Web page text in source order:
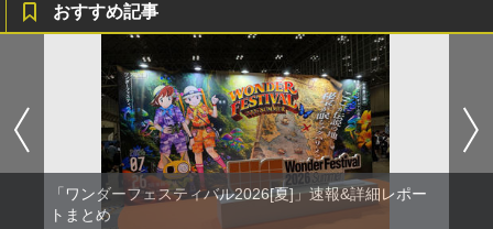
おすすめ記事
「ワンダーフェスティバル2026[夏]」速報&詳細レポー
トまとめ